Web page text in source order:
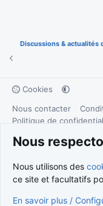
Discussions & actualités
Cookies
Nous contacter
Politique de
Community platform by
Nous
Nous utilisons des
ce site et facultatifs
En savoir plus /